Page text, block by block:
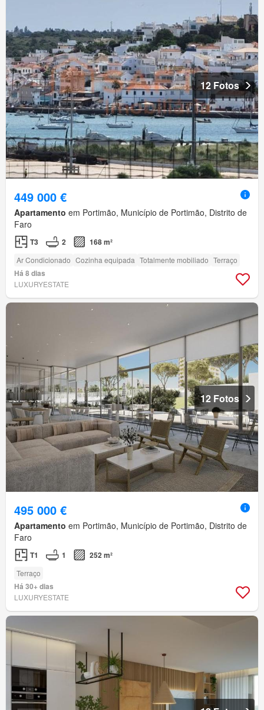
12 Fotos
449 000 €
Apartamento em Portimão, Município de Portimão, Distrito de
Faro
T3 2 168 m²
Ar Condicionado Cozinha equipada Totalmente mobiliado Terraço
Há 8 dias
LUXURYESTATE
12 Fotos
495 000 €
Apartamento em Portimão, Município de Portimão, Distrito de
Faro
T1 1 252 m²
Terraço
Há 30+ dias
LUXURYESTATE